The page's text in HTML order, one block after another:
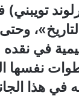
تويبني)
في
نفسها
في هذا